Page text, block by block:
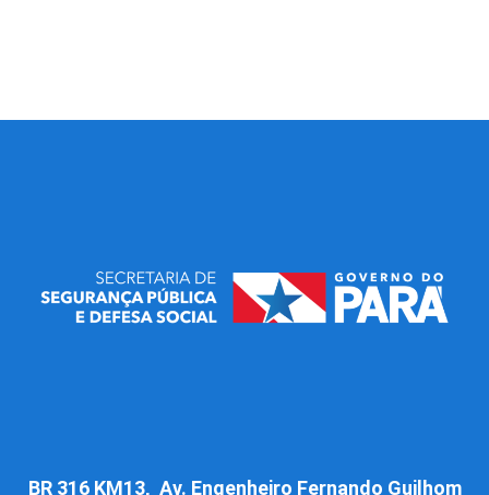
BR 316 KM13, Av. Engenheiro Fernando Guilhom